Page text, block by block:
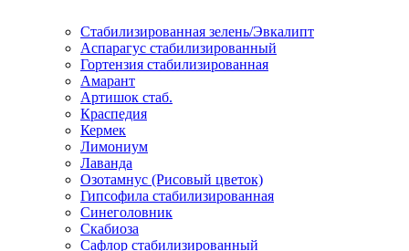
Стабилизированная зелень/Эвкалипт
Аспарагус стабилизированный
Гортензия стабилизированная
Амарант
Артишок стаб.
Краспедия
Кермек
Лимониум
Лаванда
Озотамнус (Рисовый цветок)
Гипсофила стабилизированная
Синеголовник
Скабиоза
Сафлор стабилизированный